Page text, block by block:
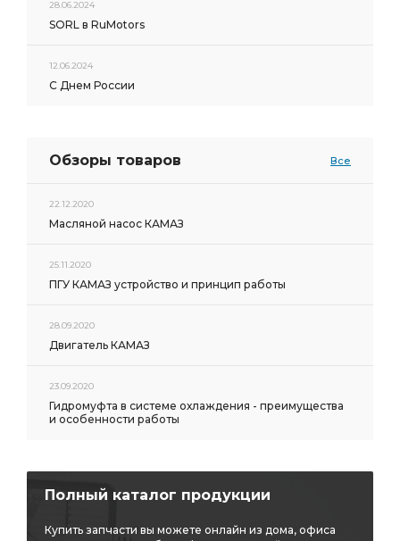
28.06.2024
SORL в RuMotors
12.06.2024
С Днем России
Обзоры товаров Все
22.12.2020
Масляной насос КАМАЗ
25.11.2020
ПГУ КАМАЗ устройство и принцип работы
28.09.2020
Двигатель КАМАЗ
23.09.2020
Гидромуфта в системе охлаждения - преимущества
и особенности работы
Полный каталог продукции
Купить запчасти вы можете онлайн из дома, офиса